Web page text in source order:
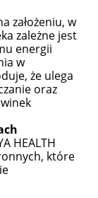
założeniu, w
zależne jest
energii
w
że ulega
oraz
HEALTH
które